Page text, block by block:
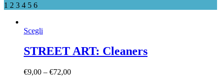
1 2 3 4 5 6
Scegli
ha
più
Le
STREET ART: Cleaners
€9,00 – €72,00